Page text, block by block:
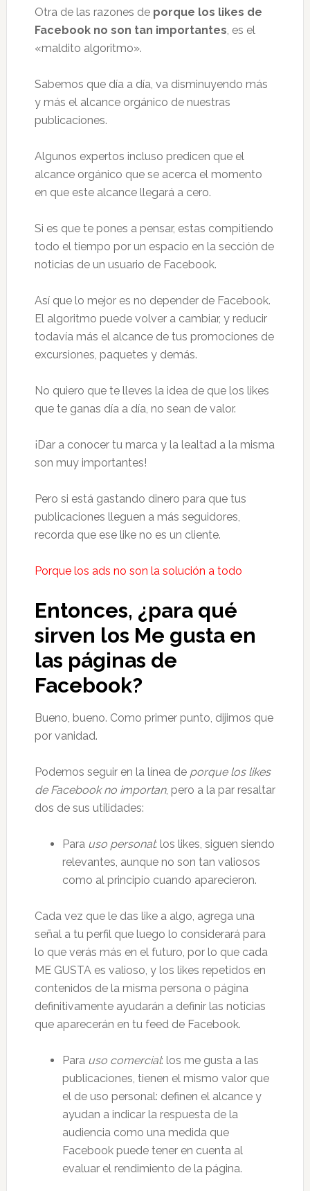
Otra de las razones de porque los likes de
Facebook no son tan importantes, es el
«maldito algoritmo».
Sabemos que día a día, va disminuyendo más
y más el alcance orgánico de nuestras
publicaciones.
Algunos expertos incluso predicen que el
alcance orgánico que se acerca el momento
en que este alcance llegará a cero.
Si es que te pones a pensar, estas compitiendo
todo el tiempo por un espacio en la sección de
noticias de un usuario de Facebook.
Así que lo mejor es no depender de Facebook.
El algoritmo puede volver a cambiar, y reducir
todavía más el alcance de tus promociones de
excursiones, paquetes y demás.
No quiero que te lleves la idea de que los likes
que te ganas día a día, no sean de valor.
¡Dar a conocer tu marca y la lealtad a la misma
son muy importantes!
Pero si está gastando dinero para que tus
publicaciones lleguen a más seguidores,
recorda que ese like no es un cliente.
Porque los ads no son la solución a todo
Entonces, ¿para qué
sirven los Me gusta en
las páginas de
Facebook?
Bueno, bueno. Como primer punto, dijimos que
por vanidad.
Podemos seguir en la línea de porque los likes
de Facebook no importan, pero a la par resaltar
dos de sus utilidades:
Para uso personal: los likes, siguen siendo
relevantes, aunque no son tan valiosos
como al principio cuando aparecieron.
Cada vez que le das like a algo, agrega una
señal a tu perfil que luego lo considerará para
lo que verás más en el futuro, por lo que cada
ME GUSTA es valioso, y los likes repetidos en
contenidos de la misma persona o página
definitivamente ayudarán a definir las noticias
que aparecerán en tu feed de Facebook.
Para uso comercial: los me gusta a las
publicaciones, tienen el mismo valor que
el de uso personal: definen el alcance y
ayudan a indicar la respuesta de la
audiencia como una medida que
Facebook puede tener en cuenta al
evaluar el rendimiento de la página.